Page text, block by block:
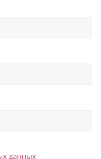
данных